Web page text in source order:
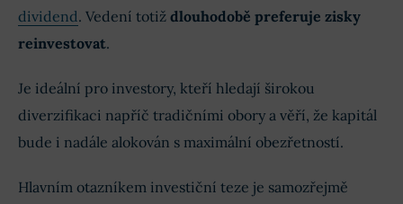
dividend. Vedení totiž dlouhodobě preferuje zisky
reinvestovat.
Je ideální pro investory, kteří hledají širokou
diverzifikaci napříč tradičními obory a věří, že kapitál
bude i nadále alokován s maximální obezřetností.
Hlavním otazníkem investiční teze je samozřejmě